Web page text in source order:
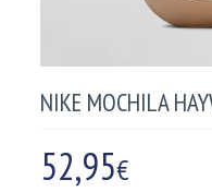
NIKE MOCHILA
52,95€